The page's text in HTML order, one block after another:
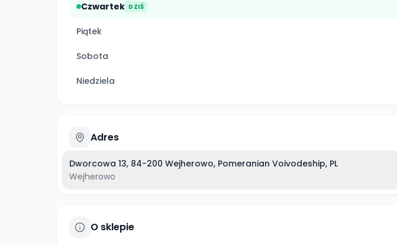
Czwartek DZIŚ
Piątek
Sobota
Niedziela
Adres
Dworcowa 13, 84-200 Wejherowo, Pomeranian Voivodeship, PL
Wejherowo
O sklepie